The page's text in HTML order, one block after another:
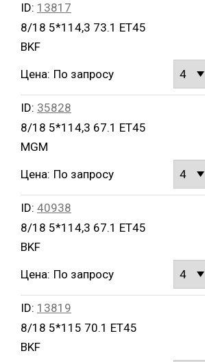
ID: 13817
8/18 5*114,3 73.1 ET45
BKF
Цена: По запросу
ID: 35828
8/18 5*114,3 67.1 ET45
MGM
Цена: По запросу
ID: 40938
8/18 5*114,3 67.1 ET45
BKF
Цена: По запросу
ID: 13819
8/18 5*115 70.1 ET45
BKF